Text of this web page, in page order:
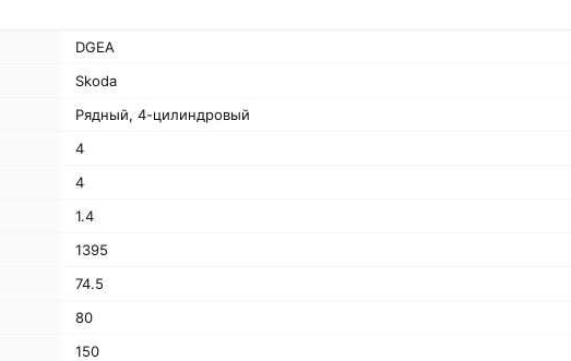
DGEA
Skoda
Рядный, 4-цилиндровый
4
4
1.4
1395
74.5
80
150